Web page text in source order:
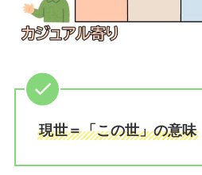
現世＝「この世」の意味